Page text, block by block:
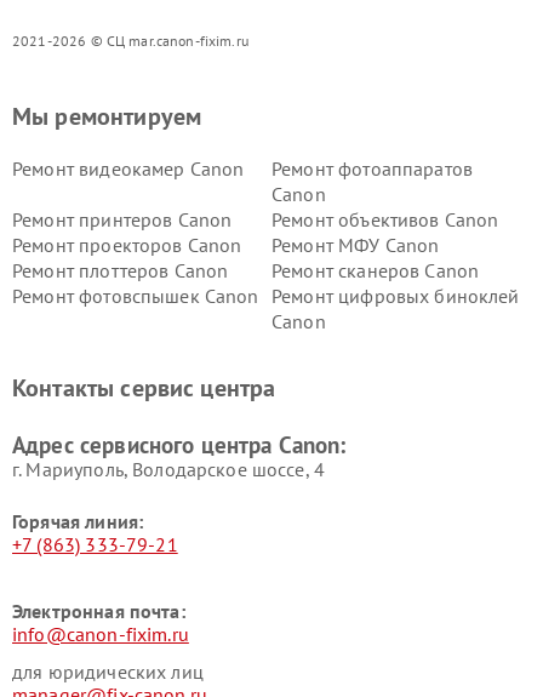
2021-2026 © СЦ mar.canon-fixim.ru
Мы ремонтируем
Ремонт видеокамер Canon
Ремонт фотоаппаратов
Canon
Ремонт принтеров Canon
Ремонт объективов Canon
Ремонт проекторов Canon
Ремонт МФУ Canon
Ремонт плоттеров Canon
Ремонт сканеров Canon
Ремонт фотовспышек Canon
Ремонт цифровых биноклей
Canon
Контакты сервис центра
Адрес сервисного центра Canon:
г. Мариуполь, Володарское шоссе, 4
Горячая линия:
+7 (863) 333-79-21
Электронная почта:
info@canon-fixim.ru
для юридических лиц